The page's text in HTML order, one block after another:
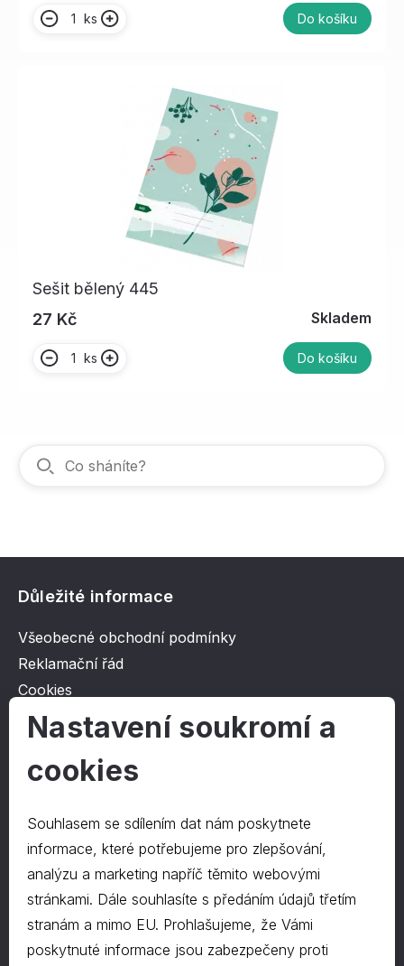
ks Do košíku
Sešit bělený 445
27 Kč
Skladem
ks Do košíku
Důležité informace
Všeobecné obchodní podmínky
Reklamační řád
Cookies
Ochrana osobních údajů
O společnosti
Kontakt
O nás
Kontakty
577 222 666
Nastavení soukromí a
cookies
Souhlasem se sdílením dat nám poskytnete
informace, které potřebujeme pro zlepšování,
analýzu a marketing napříč těmito webovými
stránkami. Dále souhlasíte s předáním údajů třetím
stranám a mimo EU. Prohlašujeme, že Vámi
poskytnuté informace jsou zabezpečeny proti